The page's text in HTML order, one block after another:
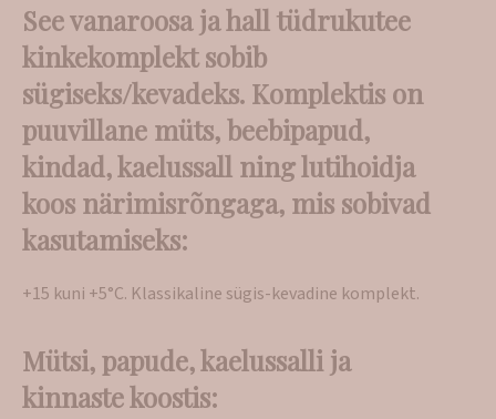
See vanaroosa ja hall tüdrukutee
kinkekomplekt sobib
sügiseks/kevadeks. Komplektis on
puuvillane müts, beebipapud,
kindad, kaelussall ning lutihoidja
koos närimisrõngaga, mis sobivad
kasutamiseks:
+15 kuni +5°C. Klassikaline sügis-kevadine komplekt.
Mütsi, papude, kaelussalli ja
kinnaste koostis: